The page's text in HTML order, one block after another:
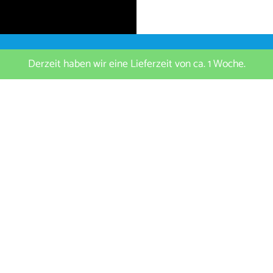
Derzeit haben wir eine Lieferzeit von ca. 1 Woche.